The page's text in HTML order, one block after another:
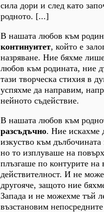
сила дори и след като
родното. [...]
В нашата любов към
континуитет, който е
назряване. Ние бяхме
любов към родината, ние
тази творческа стихия в
успяхме да направим,
нейното съдействие.
В нашата любов към
разсъдъчно. Ние искахме
изкуство към
но то изплуваше на
плъзгаше по контурите на
действителност. И не
другояче, защото ние
Запада и не можехме тъй
възстановим